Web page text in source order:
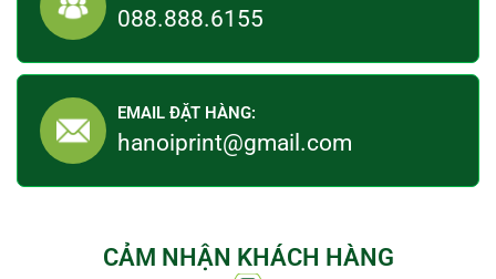
088.888.6155
EMAIL ĐẶT HÀNG:
hanoiprint@gmail.com
CẢM NHẬN KHÁCH HÀNG